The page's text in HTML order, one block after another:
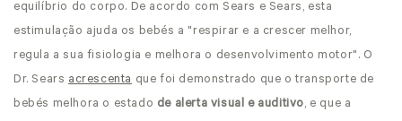
equilíbrio do corpo. De acordo com Sears e Sears, esta
estimulação ajuda os bebés a "respirar e a crescer melhor,
regula a sua fisiologia e melhora o desenvolvimento motor". O
Dr. Sears acrescenta que foi demonstrado que o transporte de
bebés melhora o estado de alerta visual e auditivo, e que a